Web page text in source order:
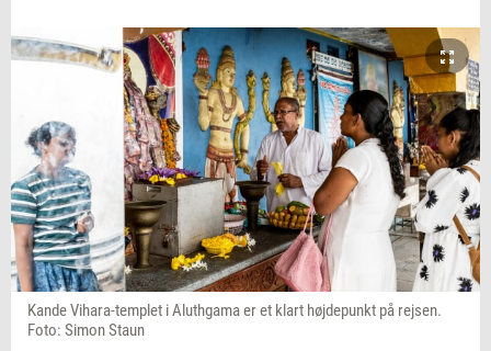
Kande Vihara-templet i Aluthgama er et klart højdepunkt på rejsen.
Foto: Simon Staun